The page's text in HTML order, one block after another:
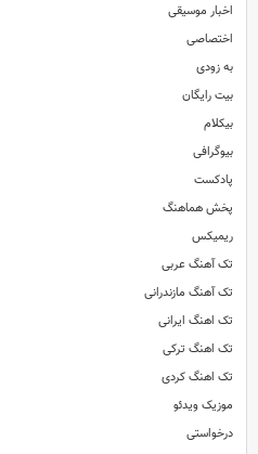
اخبار موسیقی
اختصاصی
به زودی
بیت رایگان
بیکلام
بیوگرافی
پادکست
پخش هماهنگ
ریمیکس
تک آهنگ عربی
تک آهنگ مازندرانی
تک اهنگ ایرانی
تک اهنگ ترکی
تک اهنگ کردی
موزیک ویدئو
درخواستی